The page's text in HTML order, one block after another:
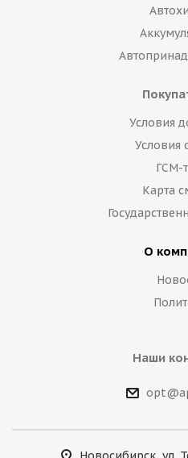
Условия
Условия
ГСМ-
Карта
О
Наши